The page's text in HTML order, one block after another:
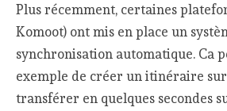
Plus récemment, certaines
Komoot) ont mis en place un
synchronisation automatique. Ca
exemple de créer un itinéraire
transférer en quelques secondes